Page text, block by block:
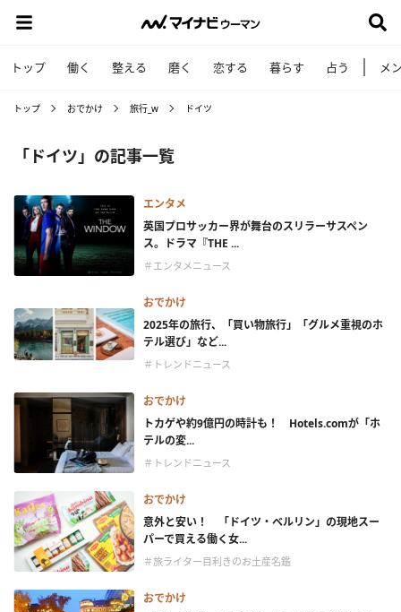
トップ 働く 整える 磨く 恋する 暮らす 占う メ
トップ おでかけ 旅行_w ドイツ
「ドイツ」の記事一覧
エンタメ
英国プロサッカー界が舞台のスリラーサスペン
ス。ドラマ『THE ...
＃エンタメニュース
おでかけ
2025年の旅行、「買い物旅行」「グルメ重視のホ
テル選び」など...
＃トレンドニュース
おでかけ
トカゲや約9億円の時計も！ Hotels.comが「ホ
テルの変...
＃トレンドニュース
おでかけ
意外と安い！ 「ドイツ・ベルリン」の現地スー
パーで買える働く女...
＃旅ライター目利きのお土産名鑑
おでかけ